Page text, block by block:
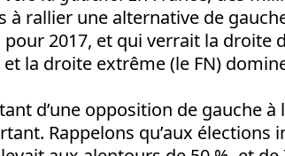
à rallier une alternative de
pour 2017, et qui verrait la droite
la droite extrême (le FN)
d’une opposition de gauche à
Rappelons qu’aux élections